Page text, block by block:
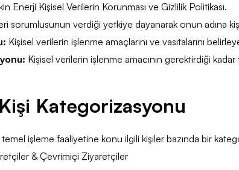
Enerji Kişisel Verilerin Korunması ve Gizlilik Politikası.
sorumlusunun verdiği yetkiye dayanarak onun adına
Kişisel verilerin işlenme amaçlarını ve vasıtalarını
Kişisel verilerin işlenme amacının gerektirdiği
Kategorizasyonu
işleme faaliyetine konu ilgili kişiler bazında bir
& Çevrimiçi Ziyaretçiler